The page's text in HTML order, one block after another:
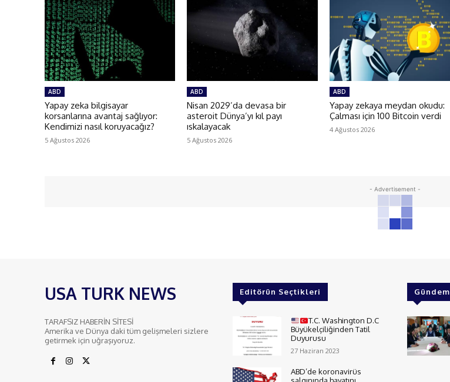
ABD
Yapay zeka bilgisayar
korsanlarına avantaj sağlıyor:
Kendimizi nasıl koruyacağız?
5 Ağustos 2026
ABD
Nisan 2029’da devasa bir
asteroit Dünya’yı kıl payı
ıskalayacak
5 Ağustos 2026
ABD
Yapay zekaya meydan okudu:
Çalması için 100 Bitcoin verdi
4 Ağustos 2026
- Advertisement -
USA TURK NEWS
TARAFSIZ HABERİN SİTESİ
Amerika ve Dünya daki tüm gelişmeleri sizlere
getirmek için uğraşıyoruz.
Editörün Seçtikleri
T.C. Washington D.C
Büyükelçiliğinden Tatil
Duyurusu
27 Haziran 2023
ABD’de koronavirüs
Gündem